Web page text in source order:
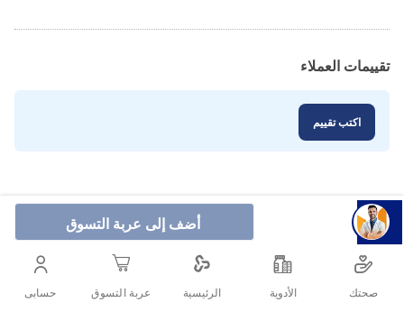
أضف إلى عربة التسوق
تقييمات العملاء
اكتب تقييم
صحتك الأدوية الرئيسية عربة التسوق حسابى